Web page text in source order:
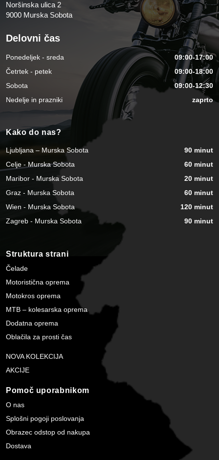
Noršinska ulica 2
9000 Murska Sobota
Delovni čas
Ponedeljek - sreda
09:00-17:00
Četrtek - petek
09:00-18:00
Sobota
09:00-12:30
Nedelje in prazniki
zaprto
Kako do nas?
Ljubljana – Murska Sobota
90 minut
Celje - Murska Sobota
60 minut
Maribor - Murska Sobota
20 minut
Graz - Murska Sobota
60 minut
Wien - Murska Sobota
120 minut
Zagreb - Murska Sobota
90 minut
Struktura strani
Čelade
Motoristična oprema
Motokros oprema
MTB – kolesarska oprema
Dodatna oprema
Oblačila za prosti čas
NOVA KOLEKCIJA
AKCIJE
Pomoč uporabnikom
O nas
Splošni pogoji poslovanja
Obrazec odstop od nakupa
Dostava